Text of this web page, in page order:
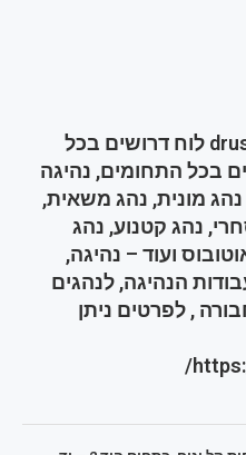
דרושים נהגים – drussimjobbs לוח דרושים בכל
בכל התחומים, נהיגה
מונית, נהג משאית,
נהג קטנוע, נהג
ועוד – נהיגה,
הנהיגה, לנהגים
, לפרטים ניתן